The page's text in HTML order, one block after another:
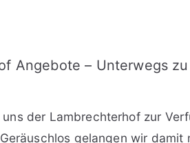
Angebote – Unterwegs
der Lambrechterhof zur
gelangen wir damit